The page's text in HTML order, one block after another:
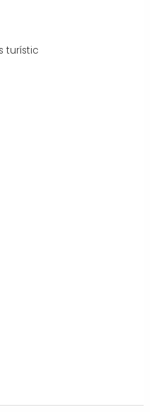
turístic